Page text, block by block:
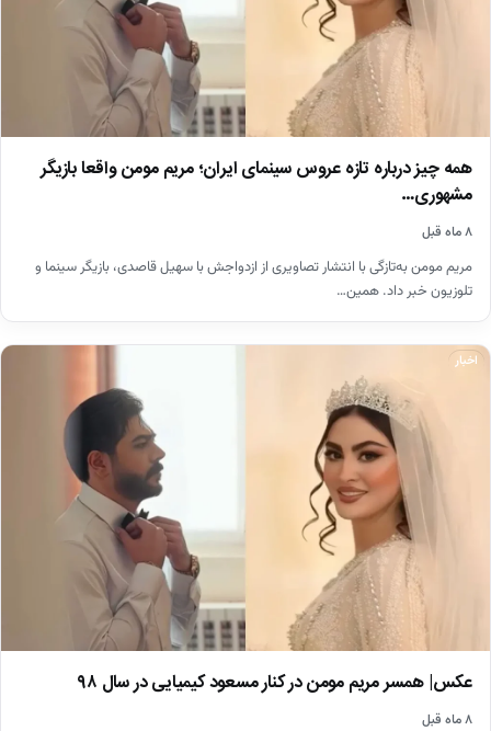
همه چیز درباره تازه عروس سینمای ایران؛ مریم مومن واقعا بازیگر
مشهوری…
۸ ماه قبل
مریم مومن به‌تازگی با انتشار تصاویری از ازدواجش با سهیل قاصدی، بازیگر سینما و
تلوزیون خبر داد. همین…
اخبار
عکس| همسر مریم مومن در کنار مسعود کیمیایی در سال ۹۸
۸ ماه قبل